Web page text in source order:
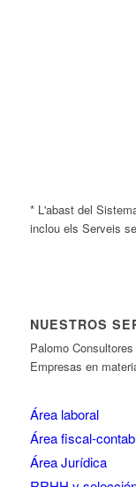
* L'abast del
inclou els Serveis
NUESTROS
Palomo
Empresas en
Área laboral
Área fiscal-
Área Jurídica